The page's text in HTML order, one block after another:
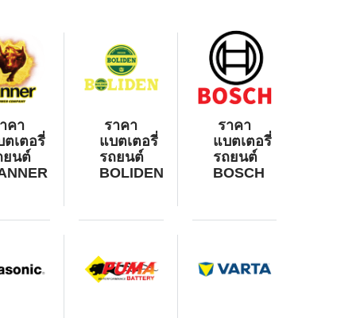
คา
ตเตอรี่
ยนต์
ราคา
แบตเตอรี่
รถยนต์
BOLIDEN
ราคา
แบตเตอรี่
รถยนต์
BOSCH